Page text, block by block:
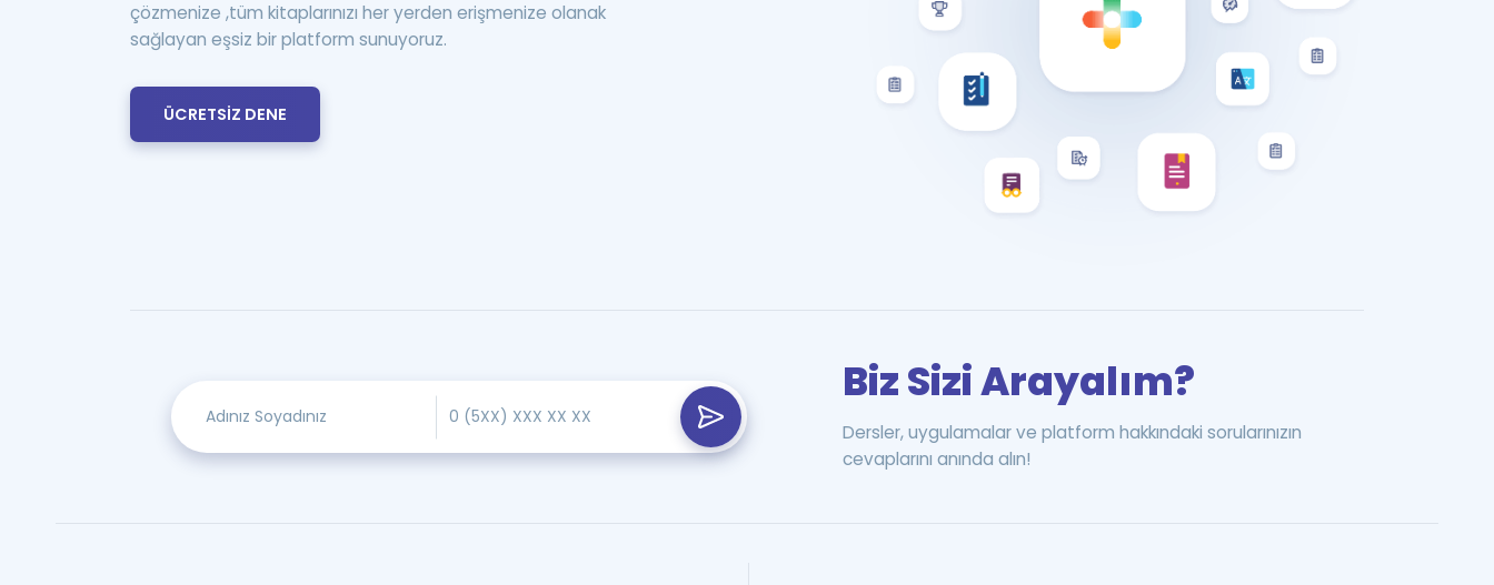
çözmenize ,tüm kitaplarınızı her yerden erişmenize olanak
sağlayan eşsiz bir platform sunuyoruz.
ÜCRETSİZ DENE
Biz Sizi Arayalım?
Dersler, uygulamalar ve platform hakkındaki sorularınızın
cevaplarını anında alın!